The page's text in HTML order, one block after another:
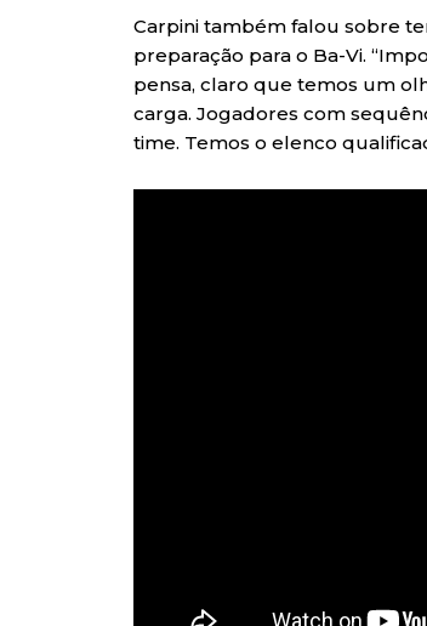
Carpini também falou sobre
preparação para o Ba-Vi.
pensa, claro que temos um
carga. Jogadores com
time. Temos o elenco